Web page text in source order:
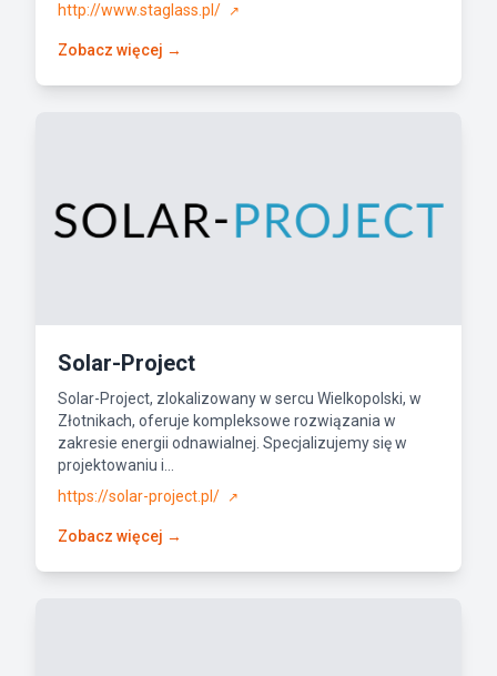
http://www.staglass.pl/
↗
Zobacz więcej →
Solar-Project
Solar-Project, zlokalizowany w sercu Wielkopolski, w
Złotnikach, oferuje kompleksowe rozwiązania w
zakresie energii odnawialnej. Specjalizujemy się w
projektowaniu i...
https://solar-project.pl/
↗
Zobacz więcej →